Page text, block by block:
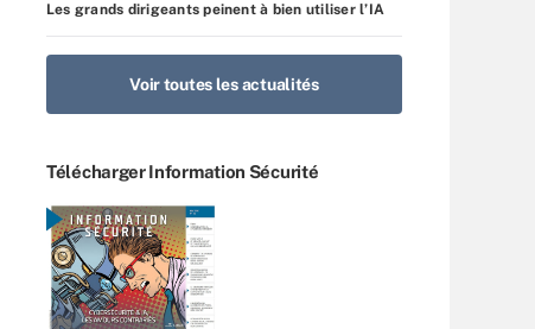
Les grands dirigeants peinent à bien utiliser l’IA
Voir toutes les actualités
Télécharger Information Sécurité